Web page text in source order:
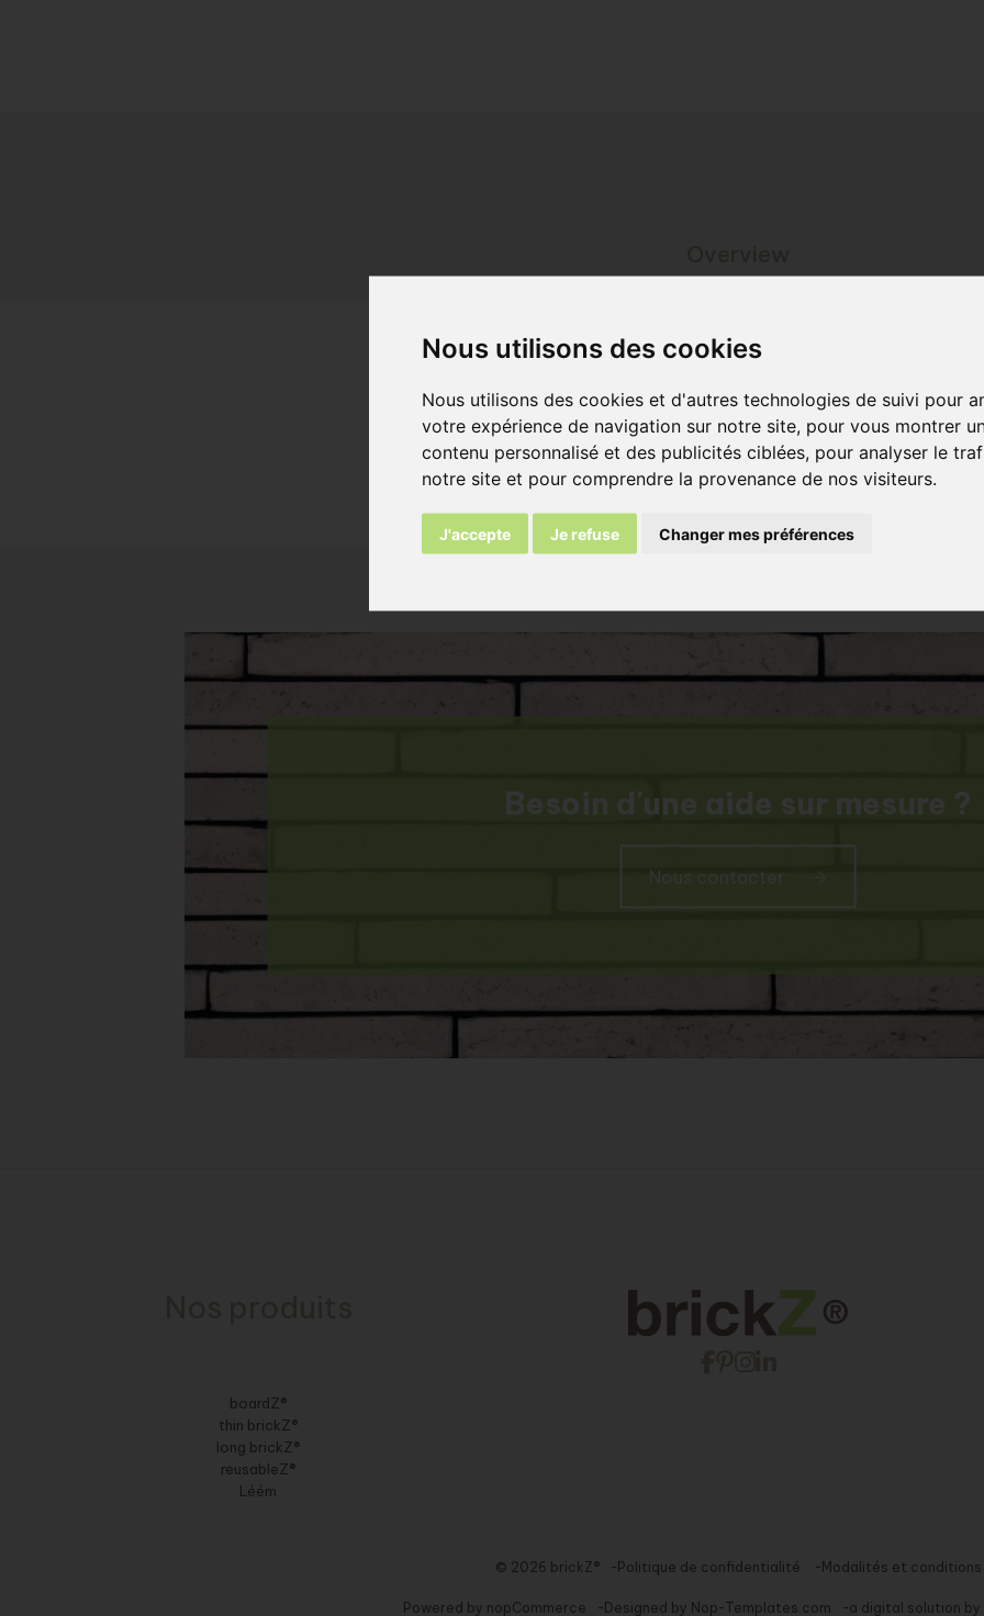
Nous utilisons des cookies
Nous utilisons des cookies et d'autres technologies de suivi pour
votre expérience de navigation sur notre site, pour vous montrer
contenu personnalisé et des publicités ciblées, pour analyser le
notre site et pour comprendre la provenance de nos visiteurs.
J'accepte Je refuse Changer mes préférences
formaten (lxbrxh in mm ca.)
<1200 x 10 x 16
Besoin d'une aide sur mesure ?
Nous contacter
boardZ®
thin brickZ®
long brickZ®
reusableZ®
Léém
© 2026 brickZ® Politique de confidentialité Modalités et conditions
Powered by nopCommerce Designed by Nop-Templates.com a digital solution by